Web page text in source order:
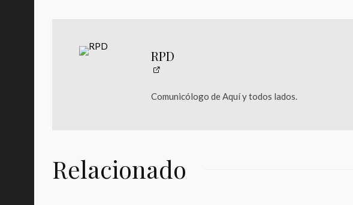
RPD
Comunicólogo de Aquí y todos lados.
Relacionado